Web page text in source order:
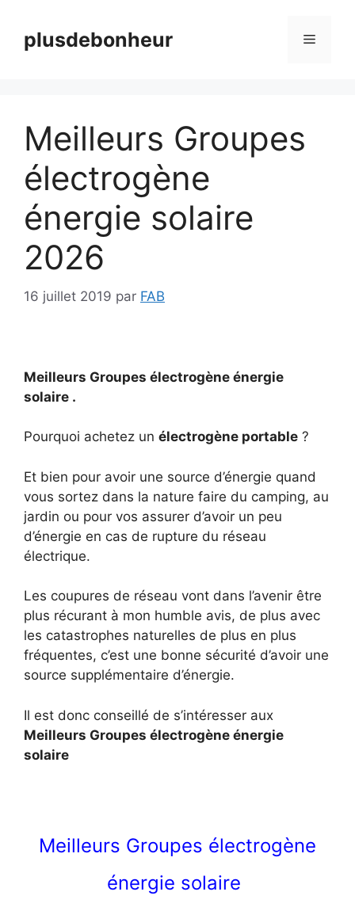
contenuplusdebonheur Menu
Meilleurs Groupes
électrogène
énergie solaire
2026
16 juillet 2019 par FAB
Meilleurs Groupes électrogène énergie
solaire .
Pourquoi achetez un électrogène portable ?
Et bien pour avoir une source d’énergie quand
vous sortez dans la nature faire du camping, au
jardin ou pour vos assurer d’avoir un peu
d’énergie en cas de rupture du réseau
électrique.
Les coupures de réseau vont dans l’avenir être
plus récurant à mon humble avis, de plus avec
les catastrophes naturelles de plus en plus
fréquentes, c’est une bonne sécurité d’avoir une
source supplémentaire d’énergie.
Il est donc conseillé de s’intéresser aux
Meilleurs Groupes électrogène énergie
solaire
Meilleurs Groupes électrogène
énergie solaire